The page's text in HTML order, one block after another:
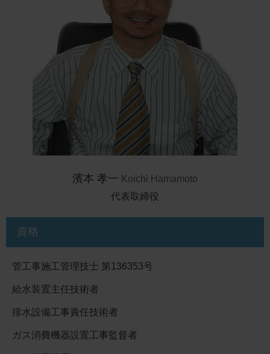
濱本 孝一 Koichi Hamamoto
代表取締役
資格
管工事施工管理技士 第136353号
給水装置主任技術者
排水設備工事責任技術者
ガス消費機器設置工事監督者